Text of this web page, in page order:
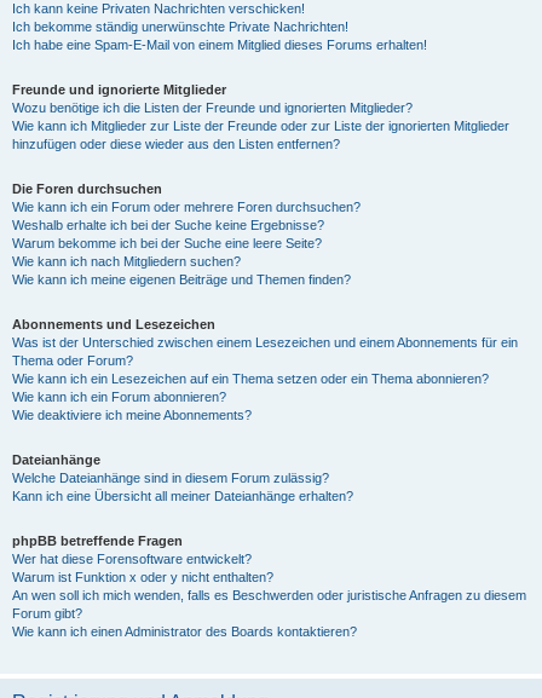
Ich kann keine Privaten Nachrichten verschicken!
Ich bekomme ständig unerwünschte Private Nachrichten!
Ich habe eine Spam-E-Mail von einem Mitglied dieses Forums erhalten!
Freunde und ignorierte Mitglieder
Wozu benötige ich die Listen der Freunde und ignorierten Mitglieder?
Wie kann ich Mitglieder zur Liste der Freunde oder zur Liste der ignorierten Mitglieder
hinzufügen oder diese wieder aus den Listen entfernen?
Die Foren durchsuchen
Wie kann ich ein Forum oder mehrere Foren durchsuchen?
Weshalb erhalte ich bei der Suche keine Ergebnisse?
Warum bekomme ich bei der Suche eine leere Seite?
Wie kann ich nach Mitgliedern suchen?
Wie kann ich meine eigenen Beiträge und Themen finden?
Abonnements und Lesezeichen
Was ist der Unterschied zwischen einem Lesezeichen und einem Abonnements für ein
Thema oder Forum?
Wie kann ich ein Lesezeichen auf ein Thema setzen oder ein Thema abonnieren?
Wie kann ich ein Forum abonnieren?
Wie deaktiviere ich meine Abonnements?
Dateianhänge
Welche Dateianhänge sind in diesem Forum zulässig?
Kann ich eine Übersicht all meiner Dateianhänge erhalten?
phpBB betreffende Fragen
Wer hat diese Forensoftware entwickelt?
Warum ist Funktion x oder y nicht enthalten?
An wen soll ich mich wenden, falls es Beschwerden oder juristische Anfragen zu diesem
Forum gibt?
Wie kann ich einen Administrator des Boards kontaktieren?